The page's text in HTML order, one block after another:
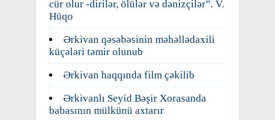
cür olur -dirilər, ölülər və dənizçilər”. V.
Hüqo
Ərkivan qəsəbəsinin məhəllədaxili
küçələri təmir olunub
Ərkivan haqqında film çəkilib
Ərkivanlı Seyid Bəşir Xorasanda
babasının mülkünü axtarır